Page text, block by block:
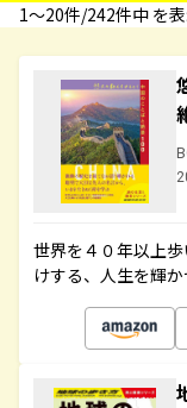
1〜20件/242件中 を
世界を４０年以上
けする、人生を輝